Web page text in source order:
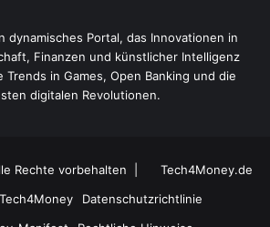
dynamisches Portal, das Innovationen in
Finanzen und künstlicher Intelligenz
in Games, Open Banking und die
digitalen Revolutionen.
Rechte vorbehalten |
Tech4Money.de
Datenschutzrichtlinie